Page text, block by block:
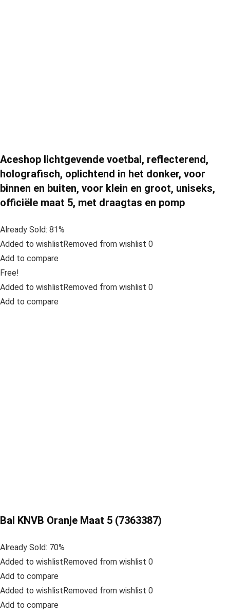
Aceshop lichtgevende voetbal, reflecterend,
holografisch, oplichtend in het donker, voor
binnen en buiten, voor klein en groot, uniseks,
officiële maat 5, met draagtas en pomp
Already Sold: 81%
Added to wishlistRemoved from wishlist 0
Add to compare
Free!
Added to wishlistRemoved from wishlist 0
Add to compare
Bal KNVB Oranje Maat 5 (7363387)
Already Sold: 70%
Added to wishlistRemoved from wishlist 0
Add to compare
Added to wishlistRemoved from wishlist 0
Add to compare